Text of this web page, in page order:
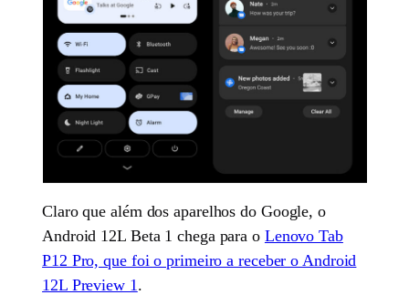
Claro que além dos aparelhos do Google, o
Android 12L Beta 1 chega para o Lenovo Tab
P12 Pro, que foi o primeiro a receber o Android
12L Preview 1 .